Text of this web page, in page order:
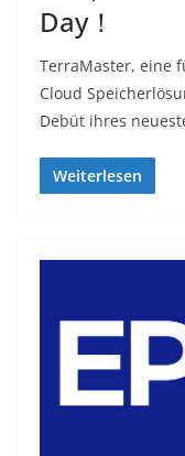
Day！
TerraMaster, eine
Cloud
Debüt ihres
Weiterlesen